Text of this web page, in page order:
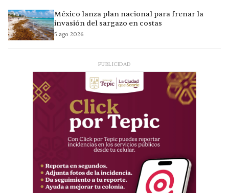
México lanza plan nacional para frenar la
invasión del sargazo en costas
5 ago 2026
PUBLICIDAD